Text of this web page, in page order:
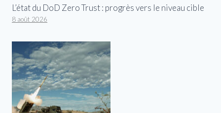
L’état du DoD Zero Trust : progrès vers le niveau cible
8 août 2026